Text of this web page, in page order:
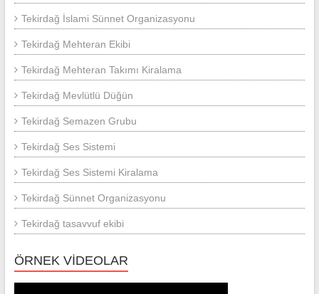
Tekirdağ İslami Sünnet Organizasyonu
Tekirdağ Mehteran Ekibi
Tekirdağ Mehteran Takımı Kiralama
Tekirdağ Mevlütlü Düğün
Tekirdağ Semazen Grubu
Tekirdağ Ses Sistemi
Tekirdağ Ses Sistemi Kiralama
Tekirdağ Sünnet Organizasyonu
Tekirdağ tasavvuf ekibi
ÖRNEK VİDEOLAR